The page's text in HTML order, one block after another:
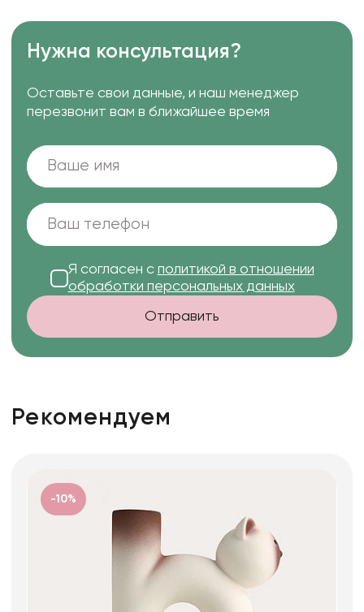
Нужна консультация?
Оставьте свои данные, и наш менеджер
перезвонит вам в ближайшее время
Я согласен с политикой в отношении
обработки персональных данных
Отправить
Рекомендуем
-10%